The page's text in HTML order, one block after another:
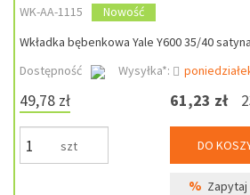
WK-AA-1115
Nowość
Wkładka bębenkowa Yale Y600 35/40
Dostępność
Wysyłka*:
49,78 zł
szt
61,23 zł
DO
%